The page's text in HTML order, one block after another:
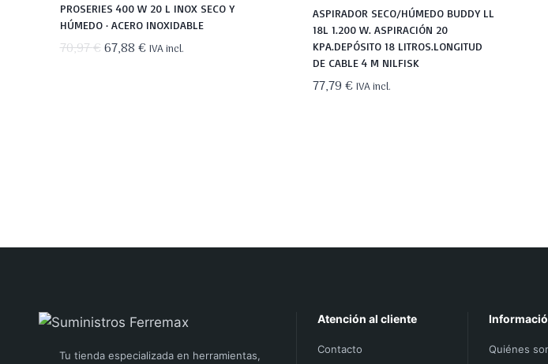
PROSERIES 400 W 20 L INOX SECO Y
HÚMEDO · ACERO INOXIDABLE
70,97€El
67,88€ElIVA incl.
ASPIRADOR SECO/HÚMEDO BUDDY LL
18L 1.200 W. ASPIRACIÓN 20
KPA.DEPÓSITO 18 LITROS.LONGITUD
DE CABLE 4 M NILFISK
77,79€IVA incl.
Tu tienda especializada en herramientas,
Atención al cliente
Contacto Quiénes